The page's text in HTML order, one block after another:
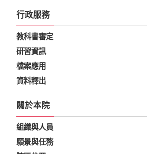
行政服務
教科書審定
研習資訊
檔案應用
資料釋出
關於本院
組織與人員
願景與任務